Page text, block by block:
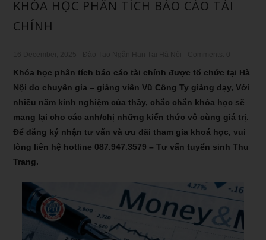
KHÓA HỌC PHÂN TÍCH BÁO CÁO TÀI
CHÍNH
Khóa học phân tích báo cáo tài chính được tổ chức tại Hà
Nội do chuyên gia – giảng viên Vũ Công Ty giảng dạy, Với
nhiều năm kinh nghiệm của thầy, chắc chắn khóa học sẽ
mang lại cho các anh/chị những kiến thức vô cùng giá trị.
Để đăng ký nhận tư vấn và ưu đãi tham gia khoá học, vui
lòng liên hệ hotline 087.947.3579 – Tư vấn tuyển sinh Thu
Trang.